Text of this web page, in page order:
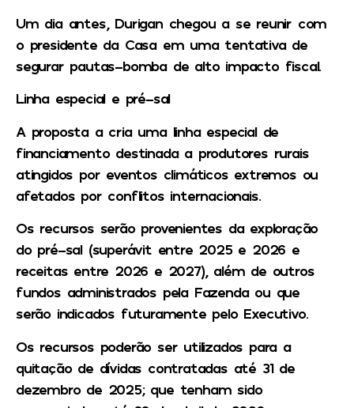
Um dia antes, Durigan chegou a se reunir com
o presidente da Casa em uma tentativa de
segurar pautas-bomba de alto impacto fiscal.
Linha especial e pré-sal
A proposta a cria uma linha especial de
financiamento destinada a produtores rurais
atingidos por eventos climáticos extremos ou
afetados por conflitos internacionais.
Os recursos serão provenientes da exploração
do pré-sal (superávit entre 2025 e 2026 e
receitas entre 2026 e 2027), além de outros
fundos administrados pela Fazenda ou que
serão indicados futuramente pelo Executivo.
Os recursos poderão ser utilizados para a
quitação de dívidas contratadas até 31 de
dezembro de 2025; que tenham sido